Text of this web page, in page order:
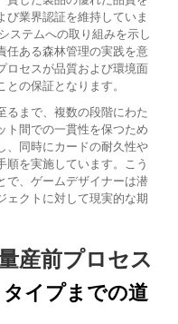
び業界認証を維持していま
ステムへの取り組みを示し
任ある森林管理の実践を意
ロセスが品質および環境面
の保証となります。
るまで、複数の段階にわた
ト間での一貫性を保つため
、同時にカードの耐久性や
順を実施しています。こう
で、ゲームデザイナーは潜
ェクトに対して現実的な期
産前プロセス
イプまでの道